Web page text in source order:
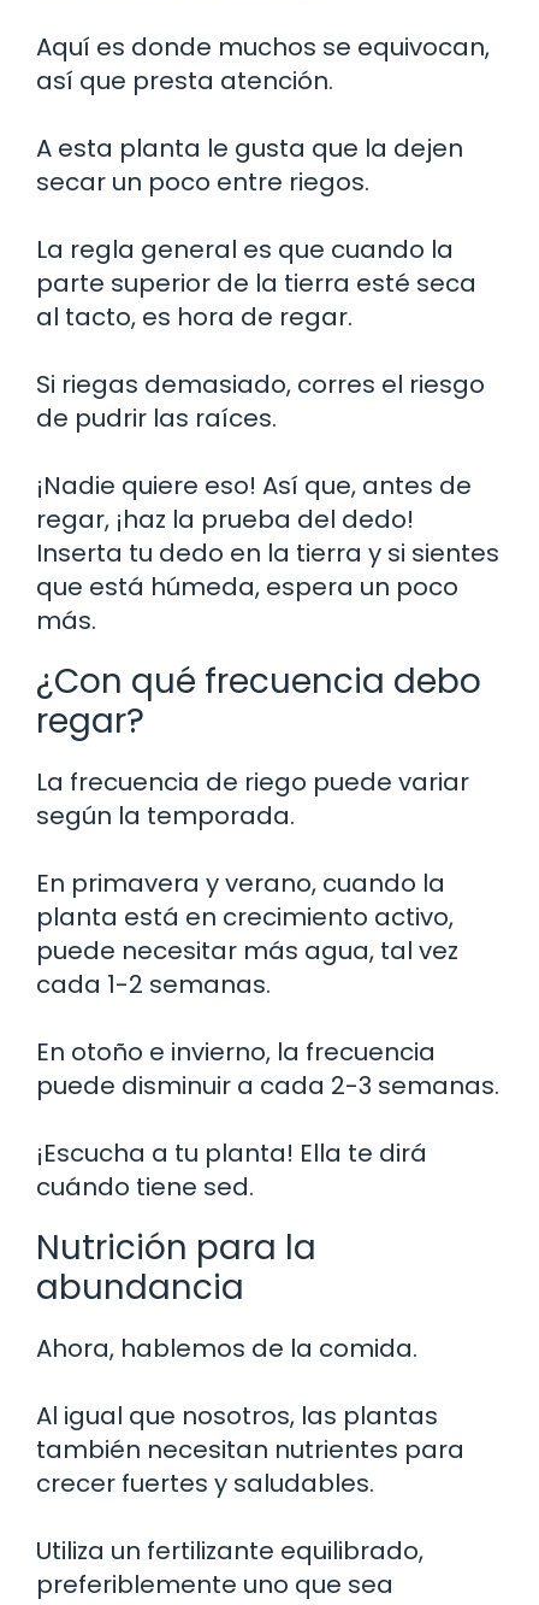
Aquí es donde muchos se equivocan,
así que presta atención.
A esta planta le gusta que la dejen
secar un poco entre riegos.
La regla general es que cuando la
parte superior de la tierra esté seca
al tacto, es hora de regar.
Si riegas demasiado, corres el riesgo
de pudrir las raíces.
¡Nadie quiere eso! Así que, antes de
regar, ¡haz la prueba del dedo!
Inserta tu dedo en la tierra y si sientes
que está húmeda, espera un poco
más.
¿Con qué frecuencia debo
regar?
La frecuencia de riego puede variar
según la temporada.
En primavera y verano, cuando la
planta está en crecimiento activo,
puede necesitar más agua, tal vez
cada 1-2 semanas.
En otoño e invierno, la frecuencia
puede disminuir a cada 2-3 semanas.
¡Escucha a tu planta! Ella te dirá
cuándo tiene sed.
Nutrición para la
abundancia
Ahora, hablemos de la comida.
Al igual que nosotros, las plantas
también necesitan nutrientes para
crecer fuertes y saludables.
Utiliza un fertilizante equilibrado,
preferiblemente uno que sea